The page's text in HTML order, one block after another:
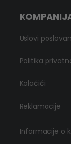
Uslovi
Politika
Kolačići
Reklamacije
Informacije o